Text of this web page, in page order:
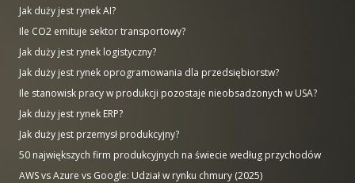
Jak duży jest rynek AI?
Ile CO2 emituje sektor transportowy?
Jak duży jest rynek logistyczny?
Jak duży jest rynek oprogramowania dla przedsiębiorstw?
Ile stanowisk pracy w produkcji pozostaje nieobsadzonych w USA?
Jak duży jest rynek ERP?
Jak duży jest przemysł produkcyjny?
50 największych firm produkcyjnych na świecie według przychodów
AWS vs Azure vs Google: Udział w rynku chmury (2025)